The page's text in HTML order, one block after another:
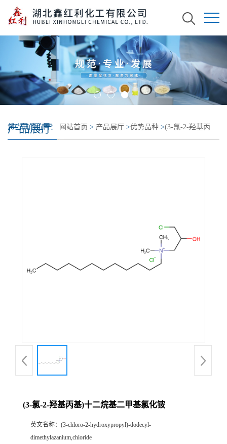
产品展厅
您当前的位置： 网站首页 > 产品展厅 >优势品种 >(3-氯-2-羟基丙
(3-氯-2-羟基丙基)十二烷基二甲基氯化铵
英文名称： (3-chloro-2-hydroxypropyl)-dodecyl-
dimethylazanium,chloride